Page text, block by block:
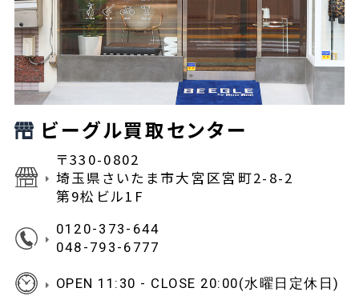
ビーグル買取センター
〒330-0802
埼玉県さいたま市大宮区宮町2-8-2
第9松ビル1F
0120-373-644
048-793-6777
OPEN 11:30 - CLOSE 20:00(水曜日定休日)